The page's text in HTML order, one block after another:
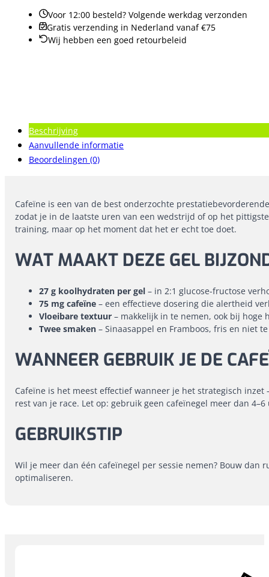
Voor 12:00 besteld? Volgende werkdag verzonden
Gratis verzending in Nederland vanaf €75
Wij hebben een goed retourbeleid
Beschrijving
Aanvullende informatie
Beoordelingen (0)
Cafeïne is een van de best onderzochte
zodat je in de laatste uren van een wedstrijd of op het
training, maar op het moment dat het er echt toe doet.
WAT MAAKT DEZE GEL
27 g koolhydraten per gel – in 2:1 glucose-fructose
75 mg cafeïne – een effectieve dosering die alertheid
Vloeibare textuur – makkelijk in te nemen, ook bij hoge
Twee smaken – Sinaasappel en Framboos, fris en niet
WANNEER GEBRUIK JE DE
Cafeïne is het meest effectief wanneer je het strategisch
rest van je race. Let op: gebruik geen cafeïnegel meer dan
GEBRUIKSTIP
Wil je meer dan één cafeïnegel per sessie nemen? Bouw
optimaliseren.